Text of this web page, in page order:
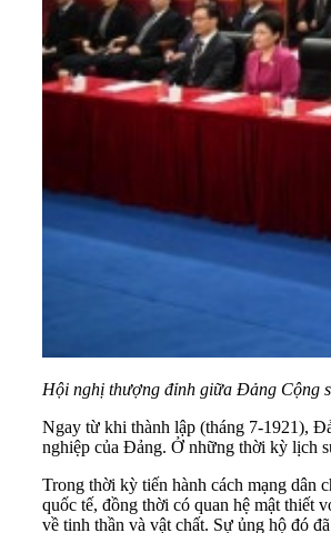
Hội nghị thượng đỉnh giữa Đảng Cộng
Ngay từ khi thành lập (tháng 7-1921),
nghiệp của Đảng. Ở những thời kỳ lịch
Trong thời kỳ tiến hành cách mạng dân
quốc tế, đồng thời có quan hệ mật thiết
về tinh thần và vật chất. Sự ủng hộ đó